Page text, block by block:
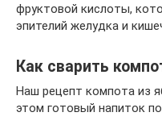
фруктовой кислоты,
эпителий желудка и
Как сварить
Наш рецепт компота из
этом готовый напиток